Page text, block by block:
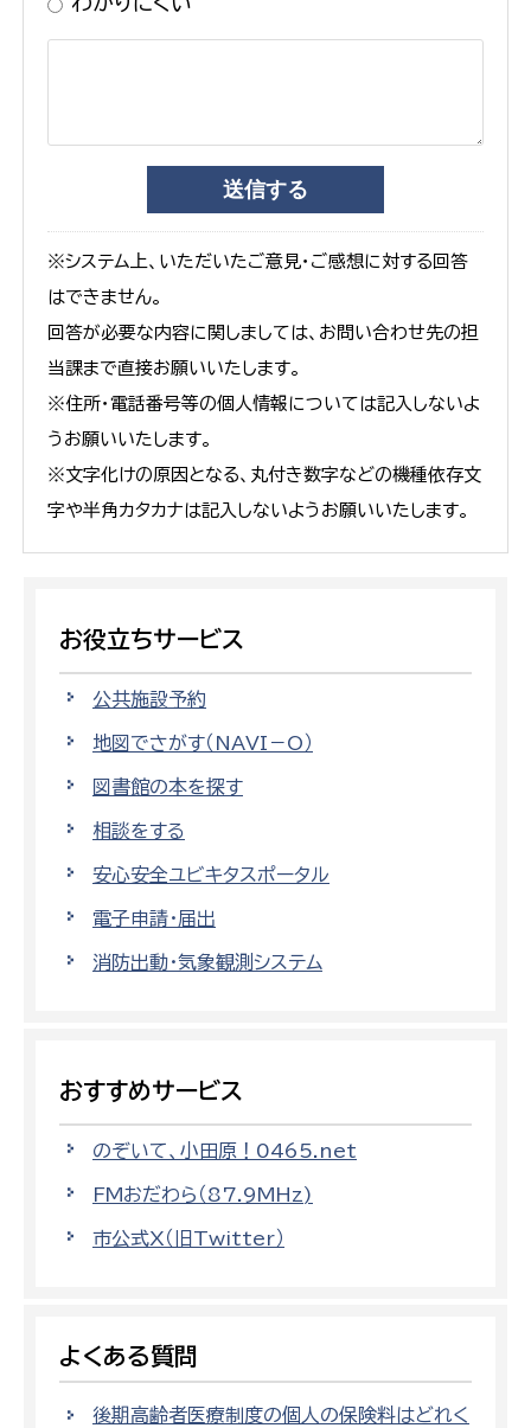
※システム上、いただいたご意見・ご感想に対する回答
はできません。
回答が必要な内容に関しましては、お問い合わせ先の担
当課まで直接お願いいたします。
※住所・電話番号等の個人情報については記入しないよ
うお願いいたします。
※文字化けの原因となる、丸付き数字などの機種依存文
字や半角カタカナは記入しないようお願いいたします。
お役立ちサービス
公共施設予約
地図でさがす（NAVI－O）
図書館の本を探す
相談をする
安心安全ユビキタスポータル
電子申請・届出
消防出動・気象観測システム
おすすめサービス
のぞいて、小田原！0465.net
FMおだわら（87.9MHz)
市公式X（旧Twitter）
よくある質問
後期高齢者医療制度の個人の保険料はどれく